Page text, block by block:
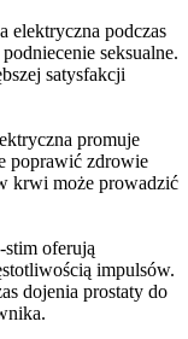
elektryczna podczas
seksualne.
satysfakcji
promuje
poprawić zdrowie
krwi może prowadzić
oferują
impulsów.
dojenia prostaty do